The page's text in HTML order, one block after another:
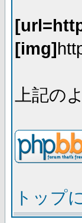
[img]
上記の
トップ